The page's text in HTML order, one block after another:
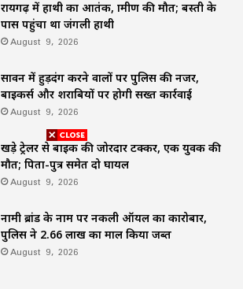
रायगढ़ में हाथी का आतंक, ग्रामीण की मौत; बस्ती के
पास पहुंचा था जंगली हाथी
August 9, 2026
सावन में हुड़दंग करने वालों पर पुलिस की नजर,
बाइकर्स और शराबियों पर होगी सख्त कार्रवाई
August 9, 2026
खड़े ट्रेलर से बाइक की जोरदार टक्कर, एक युवक की
मौत; पिता-पुत्र समेत दो घायल
August 9, 2026
नामी ब्रांड के नाम पर नकली ऑयल का कारोबार,
पुलिस ने 2.66 लाख का माल किया जब्त
August 9, 2026